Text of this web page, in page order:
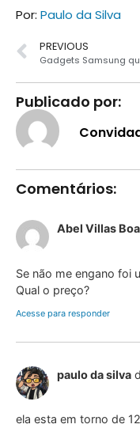
Por: Paulo da Silva
PREVIOUS
Publicado por:
Comentários:
Abel Villas
Se não me engano foi
Qual o preço?
Acesse para responder
paulo da silva
ela esta em torno de